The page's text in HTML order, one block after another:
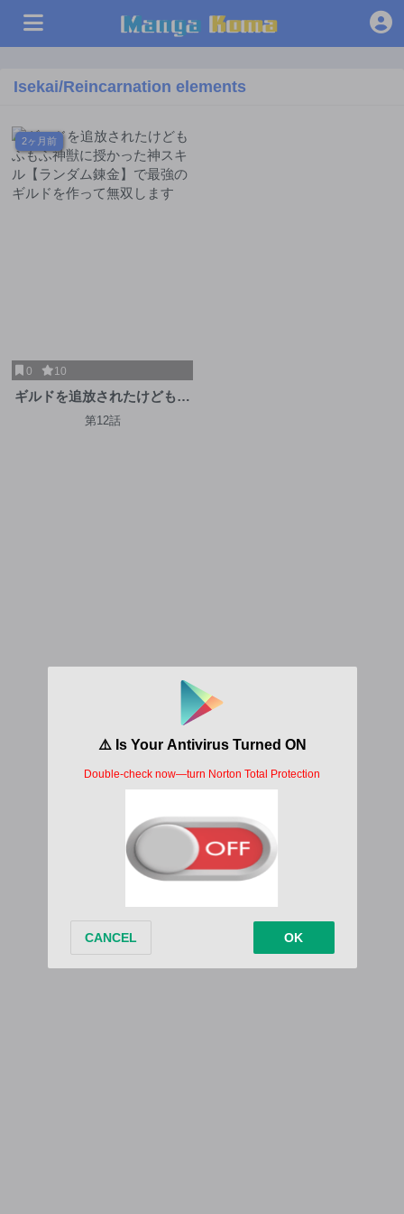
Isekai/Reincarnation elements
2ヶ月前
0 10
ギルドを追放されたけどもふ
もふ神獣に授かった神スキル
第12話